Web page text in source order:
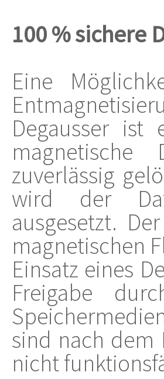
100 % sichere
Eine
Degausser
magnetische
zuverlässig
wird der
ausgesetzt.
magnetischen
Einsatz eines
Freigabe
sind nach dem
nicht